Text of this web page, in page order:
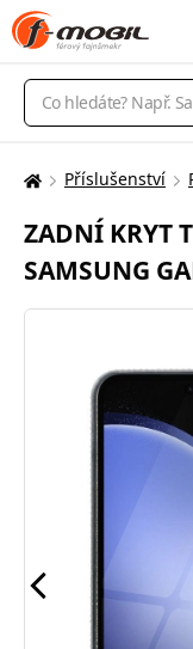
Vyhledávání
Zde
nacházíte:
Příslušenství
ZADNÍ KRYT
SAMSUNG